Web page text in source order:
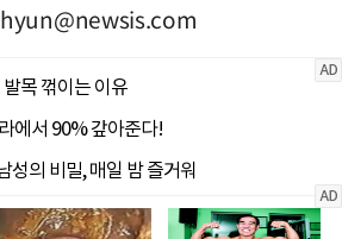
hyun@newsis.com